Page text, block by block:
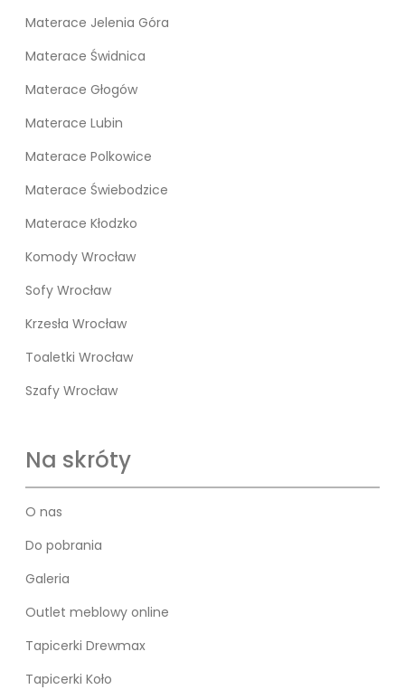
Materace Jelenia Góra
Materace Świdnica
Materace Głogów
Materace Lubin
Materace Polkowice
Materace Świebodzice
Materace Kłodzko
Komody Wrocław
Sofy Wrocław
Krzesła Wrocław
Toaletki Wrocław
Szafy Wrocław
Na skróty
O nas
Do pobrania
Galeria
Outlet meblowy online
Tapicerki Drewmax
Tapicerki Koło